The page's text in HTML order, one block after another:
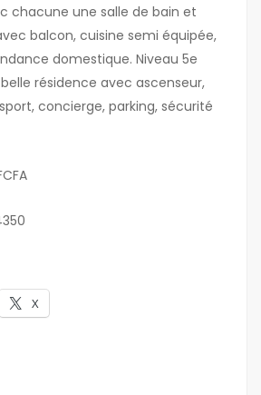
chacune une salle de bain et
balcon, cuisine semi équipée,
domestique. Niveau 5e
résidence avec ascenseur,
concierge, parking, sécurité
X